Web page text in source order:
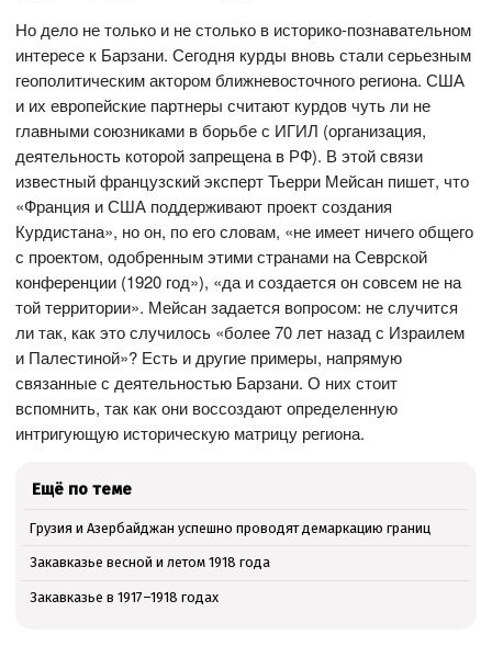
Но дело не только и не столько в историко-познавательном
интересе к Барзани. Сегодня курды вновь стали серьезным
геополитическим актором ближневосточного региона. США
и их европейские партнеры считают курдов чуть ли не
главными союзниками в борьбе с ИГИЛ (организация,
деятельность которой запрещена в РФ). В этой связи
известный французский эксперт Тьерри Мейсан пишет, что
«Франция и США поддерживают проект создания
Курдистана», но он, по его словам, «не имеет ничего общего
с проектом, одобренным этими странами на Севрской
конференции (1920 год»), «да и создается он совсем не на
той территории». Мейсан задается вопросом: не случится
ли так, как это случилось «более 70 лет назад с Израилем
и Палестиной»? Есть и другие примеры, напрямую
связанные с деятельностью Барзани. О них стоит
вспомнить, так как они воссоздают определенную
интригующую историческую матрицу региона.
Ещё по теме
Грузия и Азербайджан успешно проводят демаркацию границ
Закавказье весной и летом 1918 года
Закавказье в 1917–1918 годах